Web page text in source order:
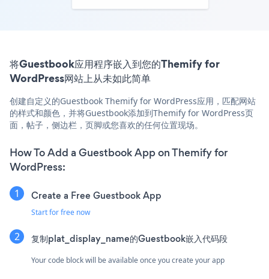
将Guestbook应用程序嵌入到您的Themify for
WordPress网站上从未如此简单
创建自定义的Guestbook Themify for WordPress应用，匹配网站
的样式和颜色，并将Guestbook添加到Themify for WordPress页
面，帖子，侧边栏，页脚或您喜欢的任何位置现场。
How To Add a Guestbook App on Themify for
WordPress:
Create a Free Guestbook App
Start for free now
复制plat_display_name的Guestbook嵌入代码段
Your code block will be available once you create your app